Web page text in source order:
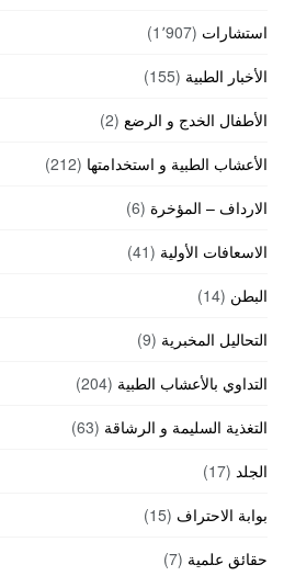
استشارات (1٬907)
الأخبار الطبية (155)
الأطفال الخدج و الرضع (2)
الأعشاب الطبية و استخدامتها (212)
الارداف – المؤخرة (6)
الاسعافات الأولية (41)
البطن (14)
التحاليل المخبرية (9)
التداوي بالأعشاب الطبية (204)
التغذية السليمة و الرشاقة (63)
الجلد (17)
بوابة الاحتراف (15)
حقائق علمية (7)